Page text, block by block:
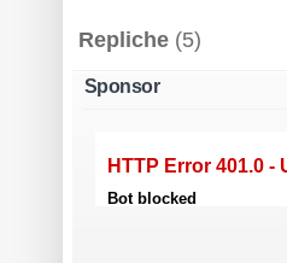
Repliche (5)
Sponsor